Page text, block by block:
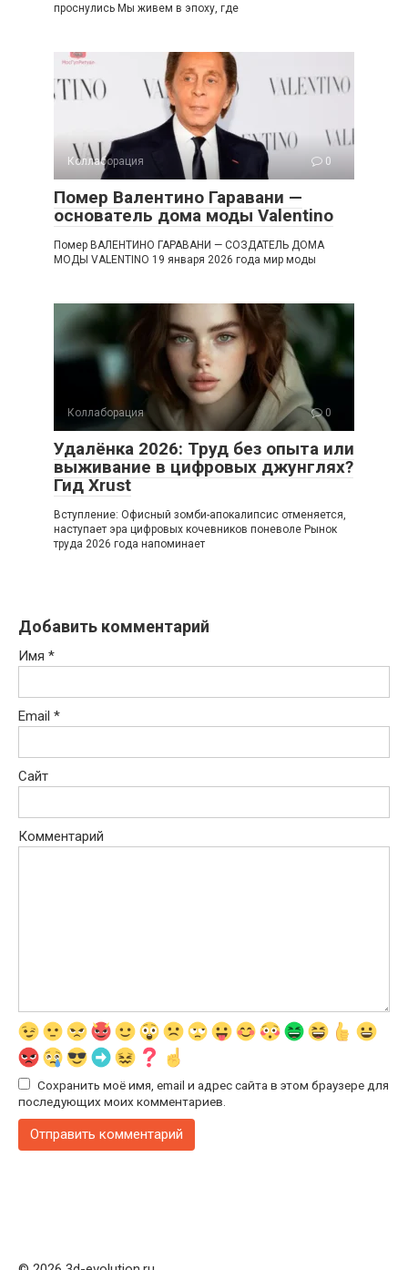
проснулись Мы живем в эпоху, где
Коллаборация 0
Помер Валентино Гаравани —
основатель дома моды Valentino
Помер ВАЛЕНТИНО ГАРАВАНИ — СОЗДАТЕЛЬ ДОМА
МОДЫ VALENTINO 19 января 2026 года мир моды
Коллаборация 0
Удалёнка 2026: Труд без опыта или
выживание в цифровых джунглях?
Гид Xrust
Вступление: Офисный зомби-апокалипсис отменяется,
наступает эра цифровых кочевников поневоле Рынок
труда 2026 года напоминает
Добавить комментарий
Имя *
Email *
Сайт
Комментарий
Сохранить моё имя, email и адрес сайта в этом браузере для
последующих моих комментариев.